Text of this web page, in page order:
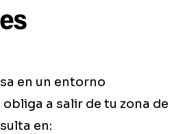
en un entorno
a salir de tu zona de
en: